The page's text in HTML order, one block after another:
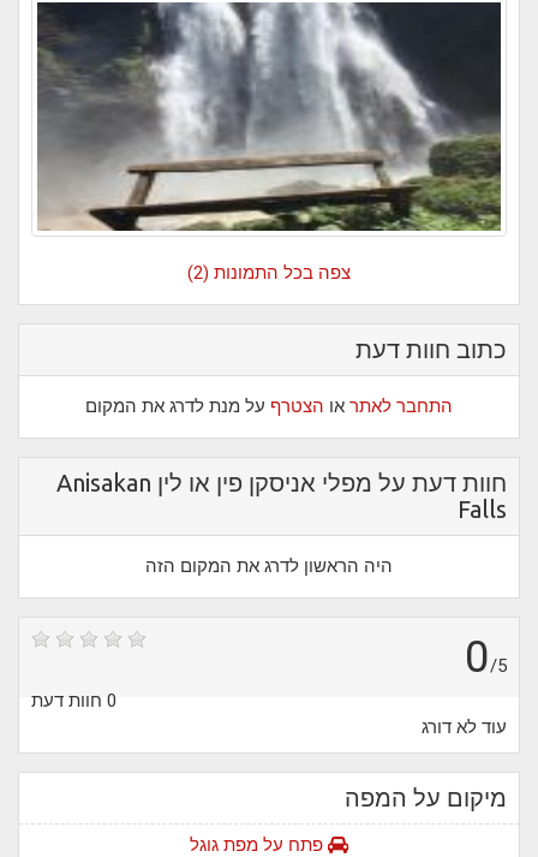
צפה בכל התמונות (2)
כתוב חוות דעת
התחבר לאתר או הצטרף על מנת לדרג את המקום
חוות דעת על מפלי אניסקן פין או לין Anisakan
Falls
היה הראשון לדרג את המקום הזה
0/5
0 חוות דעת
עוד לא דורג
מיקום על המפה
פתח על מפת גוגל